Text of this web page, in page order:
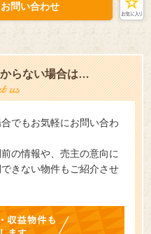
問い合わせ
らない場合は…
でもお気軽にお問い合わ
の情報や、売主の意向に
きない物件もご紹介させ